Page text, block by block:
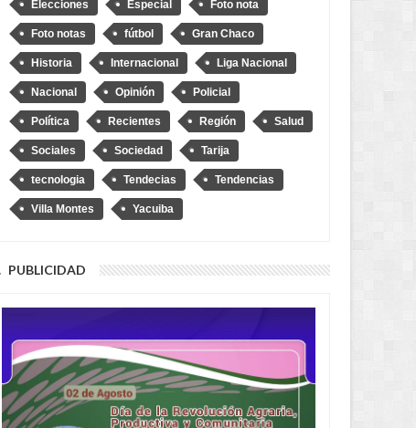
AUG 04, 2026
INTERNACIONAL
Elecciones Especial Foto nota
Foto notas fútbol Gran Chaco
Historia Internacional Liga Nacional
Nacional Opinión Policial
Política Recientes Región Salud
Sociales Sociedad Tarija
tecnologia Tendecias Tendencias
Villa Montes Yacuiba
PUBLICIDAD